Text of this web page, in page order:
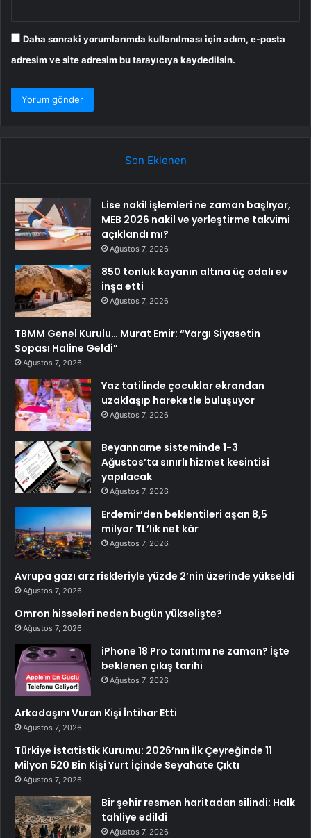
Daha sonraki yorumlarımda kullanılması için adım, e-posta
adresim ve site adresim bu tarayıcıya kaydedilsin.
Son Eklenen
Lise nakil işlemleri ne zaman başlıyor,
MEB 2026 nakil ve yerleştirme takvimi
açıklandı mı?
Ağustos 7, 2026
850 tonluk kayanın altına üç odalı ev
inşa etti
Ağustos 7, 2026
TBMM Genel Kurulu… Murat Emir: “Yargı Siyasetin
Sopası Haline Geldi”
Ağustos 7, 2026
Yaz tatilinde çocuklar ekrandan
uzaklaşıp hareketle buluşuyor
Ağustos 7, 2026
Beyanname sisteminde 1-3
Ağustos’ta sınırlı hizmet kesintisi
yapılacak
Ağustos 7, 2026
Erdemir’den beklentileri aşan 8,5
milyar TL’lik net kâr
Ağustos 7, 2026
Avrupa gazı arz riskleriyle yüzde 2’nin üzerinde yükseldi
Ağustos 7, 2026
Omron hisseleri neden bugün yükselişte?
Ağustos 7, 2026
iPhone 18 Pro tanıtımı ne zaman? İşte
beklenen çıkış tarihi
Ağustos 7, 2026
Arkadaşını Vuran Kişi İntihar Etti
Ağustos 7, 2026
Türkiye İstatistik Kurumu: 2026’nın İlk Çeyreğinde 11
Milyon 520 Bin Kişi Yurt İçinde Seyahate Çıktı
Ağustos 7, 2026
Bir şehir resmen haritadan silindi: Halk
tahliye edildi
Ağustos 7, 2026